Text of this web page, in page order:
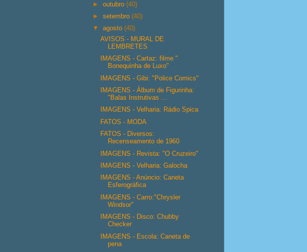
►outubro(40)
►setembro(40)
▼agosto(40)
AVISOS - MURAL DE
LEMBRETES
IMAGENS - Cartaz: filme "
Bonequinha de Luxo"
IMAGENS - Gibi: "Police Comics"
IMAGENS - Álbum de Figurinha:
"Balas Instrutivas ...
IMAGENS - Velharia: Rádio Spica
FATOS - MODA
FATOS - Diversos:
Recenseamento de 1960
IMAGENS - Revista: "O Cruzeiro"
IMAGENS - Velharia: Galocha
IMAGENS - Anúncio: Caneta
Esferográfica
IMAGENS - Carro:"Chrysler
Windsor"
IMAGENS - Disco: Chubby
Checker
IMAGENS - Escola: Caneta de
pena